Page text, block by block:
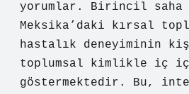
yorumlar. Birincil saha
Meksika’daki kırsal
hastalık deneyiminin
toplumsal kimlikle iç
göstermektedir. Bu,